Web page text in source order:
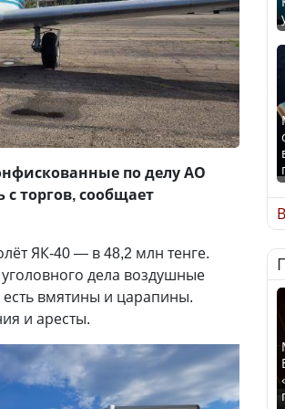
по делу АО
с торгов, сообщает
ЯК-40 — в 48,2 млн тенге.
дела воздушные
вмятины и царапины.
и аресты.